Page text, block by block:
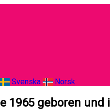
Svenska Norsk
1965 geboren